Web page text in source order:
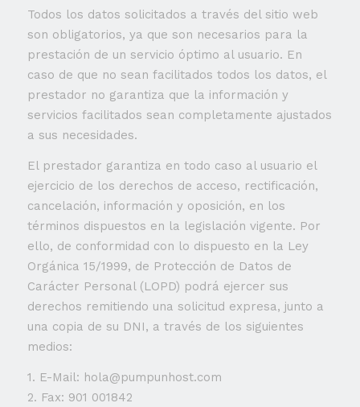
Todos los datos solicitados a través del sitio web
son obligatorios, ya que son necesarios para la
prestación de un servicio óptimo al usuario. En
caso de que no sean facilitados todos los datos, el
prestador no garantiza que la información y
servicios facilitados sean completamente ajustados
a sus necesidades.
El prestador garantiza en todo caso al usuario el
ejercicio de los derechos de acceso, rectificación,
cancelación, información y oposición, en los
términos dispuestos en la legislación vigente. Por
ello, de conformidad con lo dispuesto en la Ley
Orgánica 15/1999, de Protección de Datos de
Carácter Personal (LOPD) podrá ejercer sus
derechos remitiendo una solicitud expresa, junto a
una copia de su DNI, a través de los siguientes
medios:
1. E-Mail: hola@pumpunhost.com
2. Fax: 901 001842